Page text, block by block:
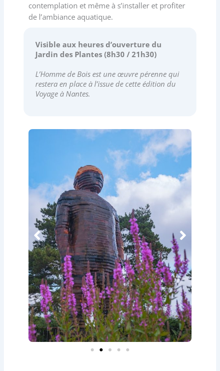
contemplation et même à s’installer et profiter
de l’ambiance aquatique.
Visible aux heures d’ouverture du
Jardin des Plantes (8h30 / 21h30)
L’Homme de Bois est une œuvre pérenne qui
restera en place à l’issue de cette édition du
Voyage à Nantes.